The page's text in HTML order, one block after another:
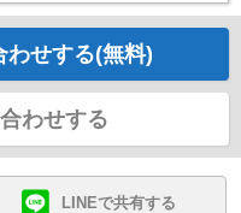
わせする(無料)
わせする
LINEで共有する